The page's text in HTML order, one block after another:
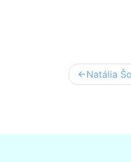
Post
Natália